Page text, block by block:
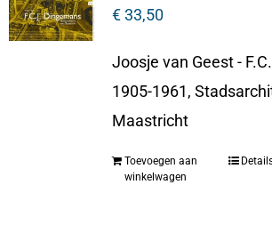
€33,50
Joosje van Geest -
1905-1961,
Maastricht
Toevoegen aan
winkelwagen